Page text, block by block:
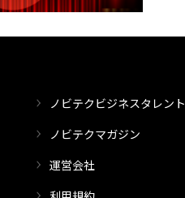
ノビテクビジネスタレント
ノビテクマガジン
運営会社